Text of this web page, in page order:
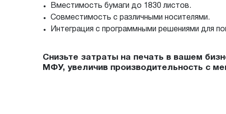
Вместимость бумаги до 1830 листов.
Совместимость с различными носителями.
Интеграция с программными решениями для
Снизьте затраты на печать в вашем
МФУ, увеличив производительность с